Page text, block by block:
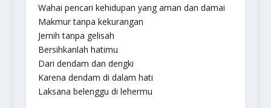
Wahai pencari kehidupan yang aman dan damai
Makmur tanpa kekurangan
Jernih tanpa gelisah
Bersihkanlah hatimu
Dari dendam dan dengki
Karena dendam di dalam hati
Laksana belenggu di lehermu